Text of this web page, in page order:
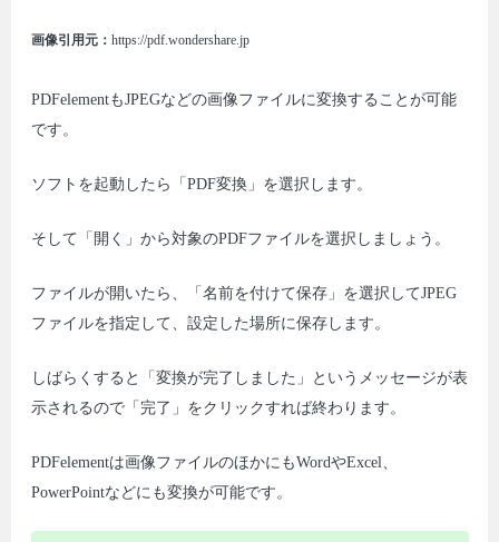
画像引用元： https://pdf.wondershare.jp
PDFelementもJPEGなどの画像ファイルに変換することが可能
です。
ソフトを起動したら「PDF変換」を選択します。
そして「開く」から対象のPDFファイルを選択しましょう。
ファイルが開いたら、「名前を付けて保存」を選択してJPEG
ファイルを指定して、設定した場所に保存します。
しばらくすると「変換が完了しました」というメッセージが表
示されるので「完了」をクリックすれば終わります。
PDFelementは画像ファイルのほかにもWordやExcel、
PowerPointなどにも変換が可能です。